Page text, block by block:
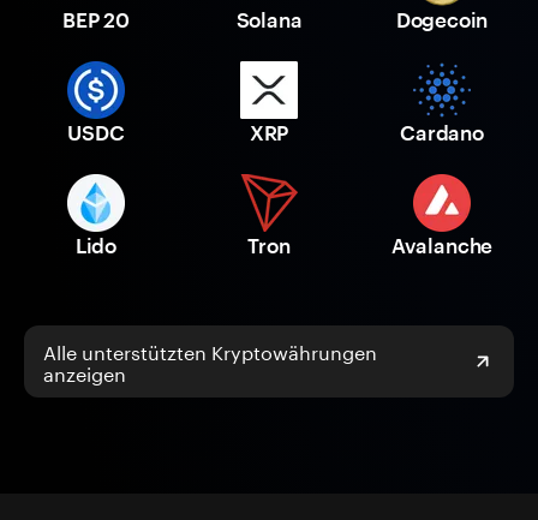
BEP 20 Solana Dogecoin
USDC XRP Cardano
Lido Tron Avalanche
Alle unterstützten Kryptowährungen
anzeigen